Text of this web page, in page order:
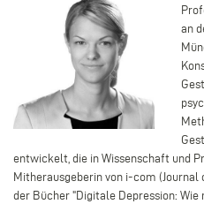
an
entwickelt, die in Wissenschaft und
Mitherausgeberin von i-com
der Bücher "Digitale Depression: Wie